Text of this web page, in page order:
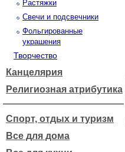
Растяжки
Свечи и подсвечники
Фольгированные
украшения
Творчество
Канцелярия
Религиозная атрибутика
Спорт, отдых и туризм
Все для дома